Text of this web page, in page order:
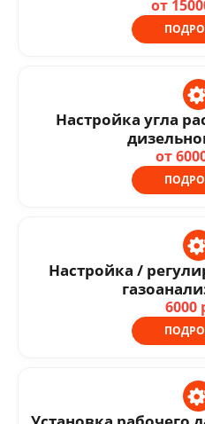
от
Настройка угла
от
Настройка /
6000